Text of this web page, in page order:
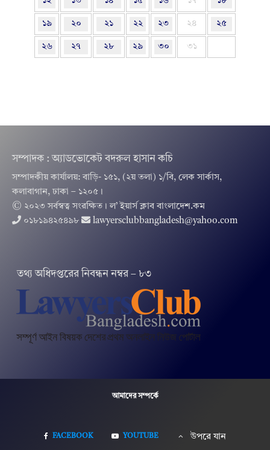
১৯ ২০ ২১ ২২ ২৩ ২৪ ২৫
২৬ ২৭ ২৮ ২৯ ৩০ ৩১
সম্পাদক : অ্যাডভোকেট বদরুল হাসান কচি
সম্পাদকীয় কার্যালয়: বাড়ি- ১৫১, (২য় তলা) ১/বি, লেক সার্কাস,
কলাবাগান, ঢাকা – ১২০৫।
© ২০২৩ সর্বস্বত্ব সংরক্ষিত । ল’ ইয়ার্স ক্লাব বাংলাদেশ.কম
০১৮১৯৪২৫৪৯৮
lawyersclubbangladesh@yahoo.com
তথ‌্য অ‌ধিদপ্ত‌রের নিবন্ধন নম্বর – ৮৩
আমাদের সম্পর্কে
FACEBOOK YOUTUBE উপরে যান